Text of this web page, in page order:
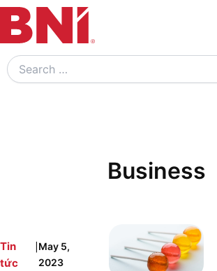
Search
…
Business
Tin
tức
|May 5,
2023